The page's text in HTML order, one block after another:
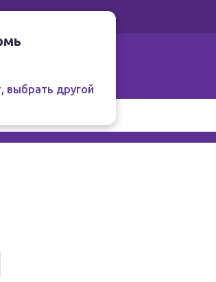
выбрать другой